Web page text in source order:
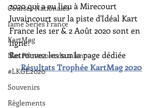
Courses Nationales
Iame Series France
KartMag
Nos Pilotes ont du talent
#LKGE2020
Souvenirs
Règlements
2020 qui a eu lieu à Mirecourt
Juvaincourt sur la piste d'Idéal Kart
France les 1er & 2 Août 2020 sont en
ligne!
Retrouvez les sur la page dédiée
Résultats Trophée KartMag 2020